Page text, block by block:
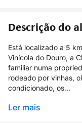
Descrição do
Está localizado a 5
Vinícola do Douro, a
familiar numa
rodeado por vinhas,
condicionado, os...
Ler mais